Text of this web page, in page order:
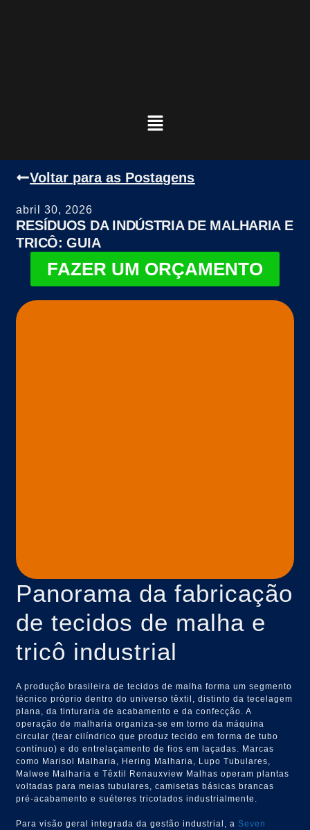
Voltar para as Postagens
abril 30, 2026
RESÍDUOS DA INDÚSTRIA DE MALHARIA E
TRICÔ: GUIA
FAZER UM ORÇAMENTO
Panorama da fabricação
de tecidos de malha e
tricô industrial
A produção brasileira de tecidos de malha forma um segmento
técnico próprio dentro do universo têxtil, distinto da tecelagem
plana, da tinturaria de acabamento e da confecção. A
operação de malharia organiza-se em torno da máquina
circular (tear cilíndrico que produz tecido em forma de tubo
contínuo) e do entrelaçamento de fios em laçadas. Marcas
como Marisol Malharia, Hering Malharia, Lupo Tubulares,
Malwee Malharia e Têxtil Renauxview Malhas operam plantas
voltadas para meias tubulares, camisetas básicas brancas
pré-acabamento e suéteres tricotados industrialmente.
Para visão geral integrada da gestão industrial, a Seven